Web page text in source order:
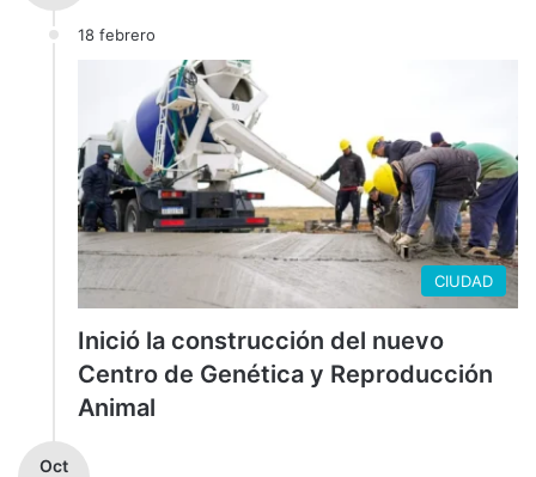
18 febrero
CIUDAD
Inició la construcción del nuevo
Centro de Genética y Reproducción
Animal
Oct